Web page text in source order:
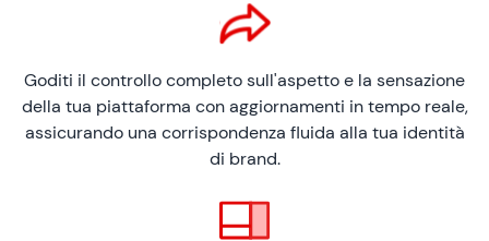
Goditi il controllo completo sull'aspetto e la sensazione
della tua piattaforma con aggiornamenti in tempo reale,
assicurando una corrispondenza fluida alla tua identità
di brand.